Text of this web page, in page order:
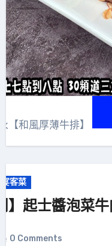
【和風厚薄牛排】
客菜
】起士醬泡菜
0 Comments